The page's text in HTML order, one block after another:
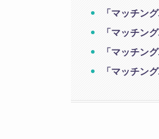
「マッチン
「マッチン
「マッチン
「マッチン